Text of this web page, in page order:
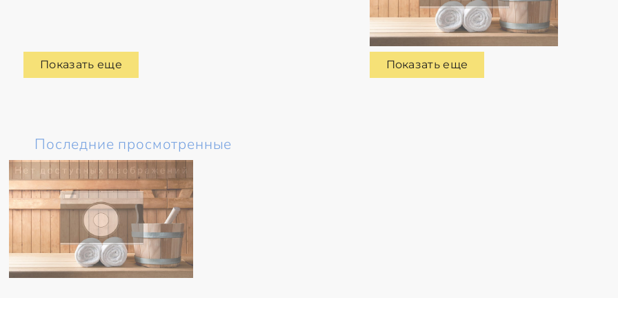
Показать еще Показать еще
Последние просмотренные